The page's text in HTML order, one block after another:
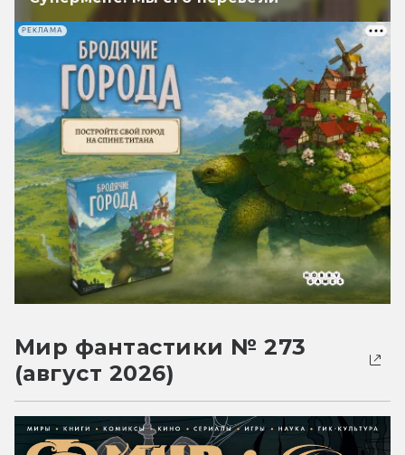
РЕКЛАМА
Мир фантастики № 273
(август 2026)